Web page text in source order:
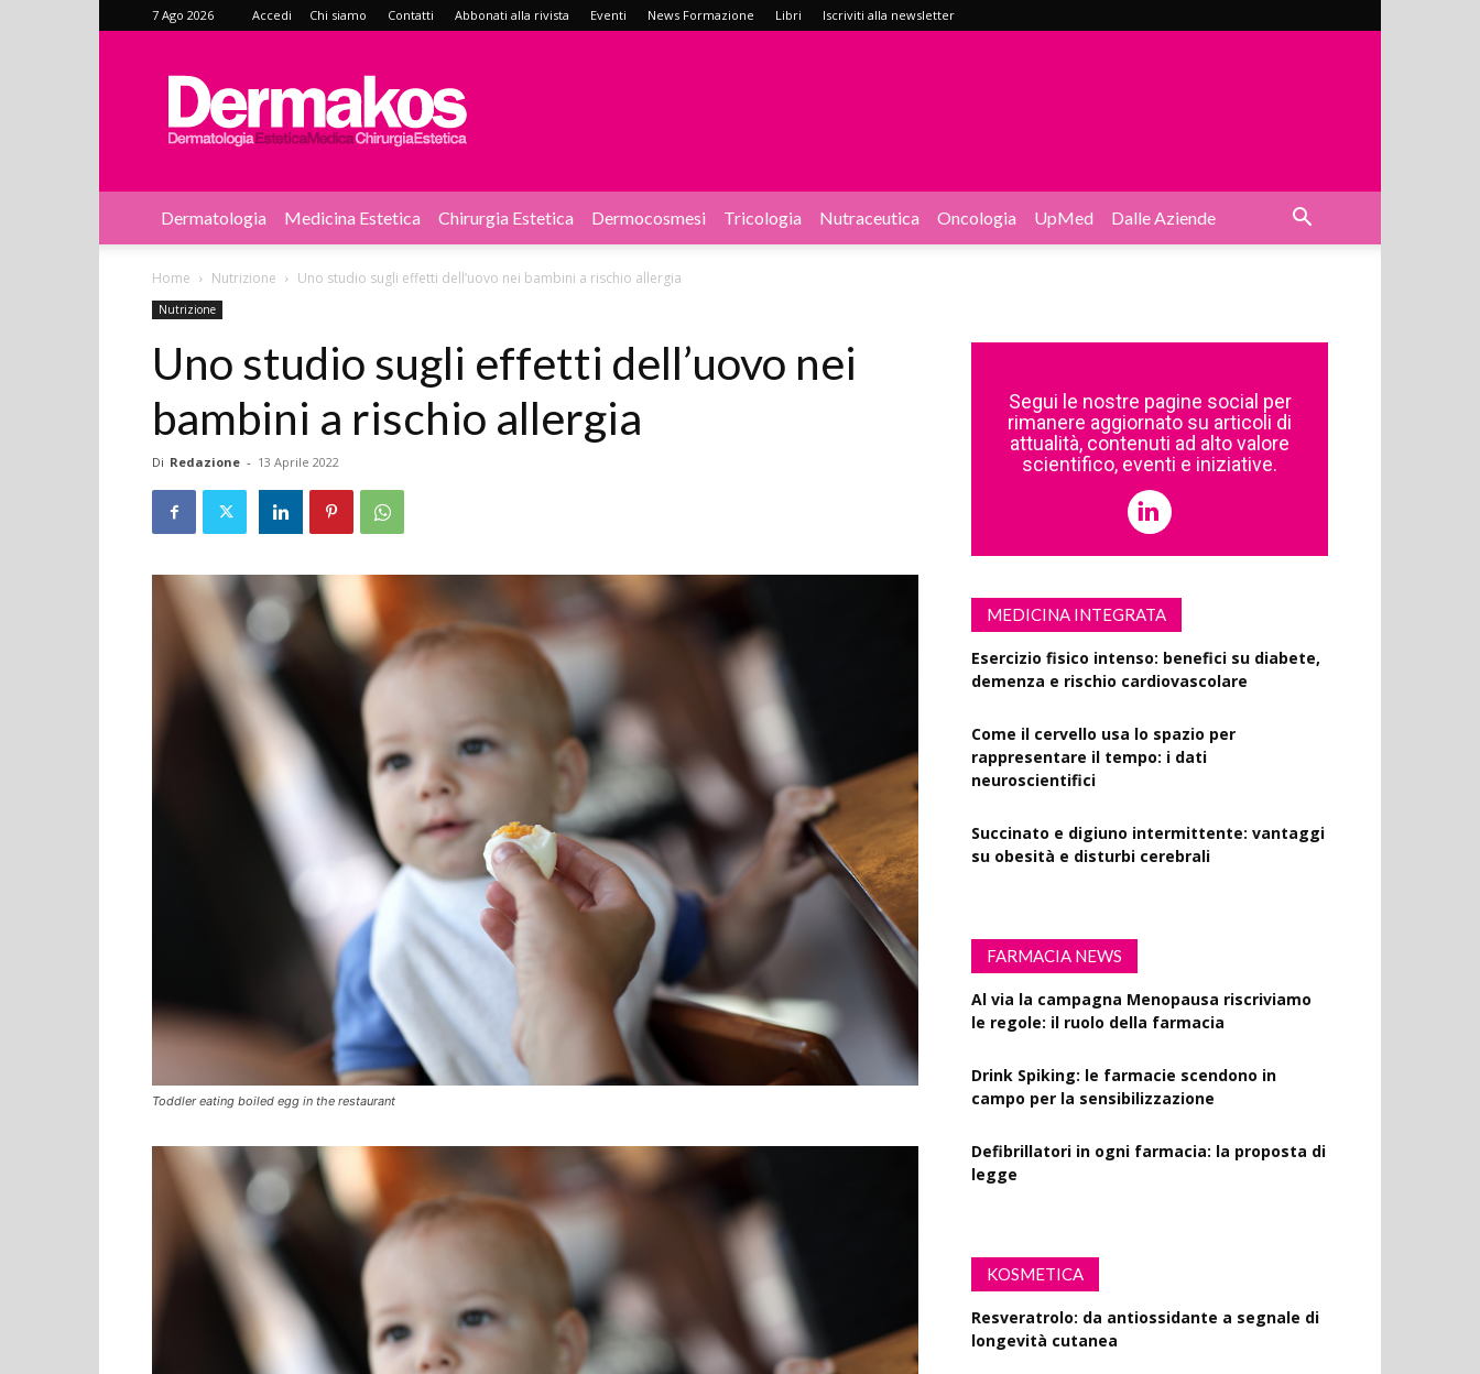
7 Ago 2026 Accedi Chi siamo Contatti Abbonati alla rivista Eventi News Formazione Libri Iscriviti alla newsletter
Dermakos
Dermatologia Medicina Estetica Chirurgia Estetica Dermocosmesi Tricologia Nutraceutica Oncologia UpMed Dalle Aziende
Home Nutrizione Uno studio sugli effetti dell’uovo nei bambini a rischio allergia
Nutrizione
Uno studio sugli effetti dell’uovo nei
bambini a rischio allergia
Di Redazione - 13 Aprile 2022
Toddler eating boiled egg in the restaurant
Segui le nostre pagine social per
rimanere aggiornato su articoli di
attualità, contenuti ad alto valore
scientifico, eventi e iniziative.
MEDICINA INTEGRATA
Esercizio fisico intenso: benefici su diabete,
demenza e rischio cardiovascolare
Come il cervello usa lo spazio per
rappresentare il tempo: i dati
neuroscientifici
Succinato e digiuno intermittente: vantaggi
su obesità e disturbi cerebrali
FARMACIA NEWS
Al via la campagna Menopausa riscriviamo
le regole: il ruolo della farmacia
Drink Spiking: le farmacie scendono in
campo per la sensibilizzazione
Defibrillatori in ogni farmacia: la proposta di
legge
KOSMETICA
Resveratrolo: da antiossidante a segnale di
longevità cutanea